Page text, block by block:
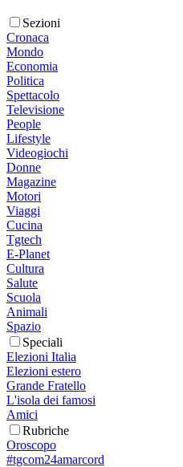
Sezioni
Cronaca
Mondo
Economia
Politica
Spettacolo
Televisione
People
Lifestyle
Videogiochi
Donne
Magazine
Motori
Viaggi
Cucina
Tgtech
E-Planet
Cultura
Salute
Scuola
Animali
Spazio
Speciali
Elezioni Italia
Elezioni estero
Grande Fratello
L'isola dei famosi
Amici
Rubriche
Oroscopo
#tgcom24amarcord